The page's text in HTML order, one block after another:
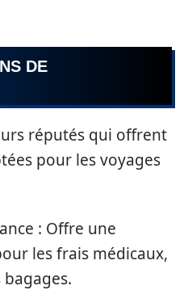
DE
réputés qui offrent
pour les voyages
: Offre une
les frais médicaux,